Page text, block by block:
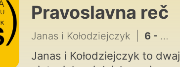
Pravoslavna reč
Janas i Kołodziejczyk 6 - Poranna Kawa #05 | gość: Irek Sieńko
Janas i Kołodziejczyk to dwaj